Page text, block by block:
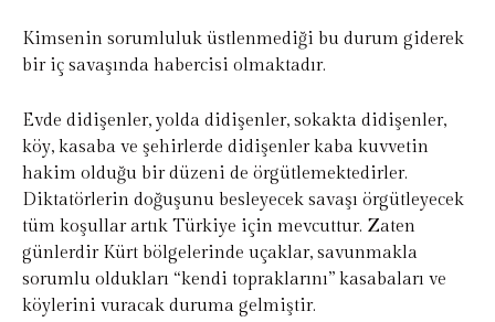
Kimsenin sorumluluk üstlenmediği bu durum giderek
bir iç savaşında habercisi olmaktadır.
Evde didişenler, yolda didişenler, sokakta didişenler,
köy, kasaba ve şehirlerde didişenler kaba kuvvetin
hakim olduğu bir düzeni de örgütlemektedirler.
Diktatörlerin doğuşunu besleyecek savaşı örgütleyecek
tüm koşullar artık Türkiye için mevcuttur. Zaten
günlerdir Kürt bölgelerinde uçaklar, savunmakla
sorumlu oldukları “kendi topraklarını” kasabaları ve
köylerini vuracak duruma gelmiştir.